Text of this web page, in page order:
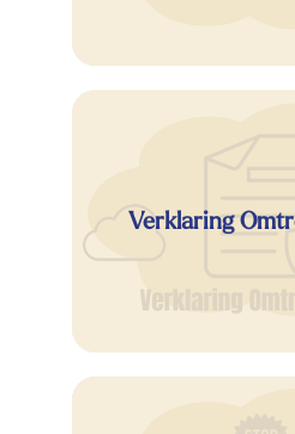
Verklaring